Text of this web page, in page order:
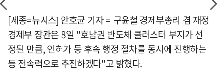
[세종=뉴시스] 안호균 기자 = 구윤철 경제부총리 겸 재정
경제부 장관은 8일 "호남권 반도체 클러스터 부지가 선
정된 만큼, 인허가 등 후속 행정 절차를 동시에 진행하는
등 전속력으로 추진하겠다"고 밝혔다.